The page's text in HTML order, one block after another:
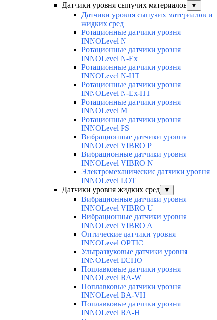
Датчики уровня сыпучих материалов ▼
Датчики уровня сыпучих материалов и
жидких сред
Ротационные датчики уровня
INNOLevel N
Ротационные датчики уровня
INNOLevel N-Ex
Ротационные датчики уровня
INNOLevel N-HT
Ротационные датчики уровня
INNOLevel N-Ex-HT
Ротационные датчики уровня
INNOLevel M
Ротационные датчики уровня
INNOLevel PS
Вибрационные датчики уровня
INNOLevel VIBRO P
Вибрационные датчики уровня
INNOLevel VIBRO N
Электромеханические датчики уровня
INNOLevel LOT
Датчики уровня жидких сред
▼
Вибрационные датчики уровня
INNOLevel VIBRO U
Вибрационные датчики уровня
INNOLevel VIBRO A
Оптические датчики уровня
INNOLevel OPTIC
Ультразвуковые датчики уровня
INNOLevel ECHO
Поплавковые датчики уровня
INNOLevel BA-W
Поплавковые датчики уровня
INNOLevel BA-VH
Поплавковые датчики уровня
INNOLevel BA-H